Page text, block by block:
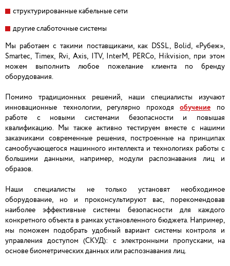
структурированные кабельные сети
другие слаботочные системы
Мы работаем с такими поставщиками, как DSSL, Bolid, «Рубеж»,
Smartec, Timex, Rvi, Axis, ITV, InterM, PERCo, Hikvision, при этом
можем выполнить любое пожелание клиента по бренду
оборудования.
Помимо традиционных решений, наши специалисты изучают
инновационные технологии, регулярно проходяобучениепо
работе с новыми системами безопасности и повышая
квалификацию. Мы также активно тестируем вместе с нашими
заказчиками современные решения, построенные на принципах
самообучающегося машинного интеллекта и технологиях работы с
большими данными, например, модули распознавания лиц и
образов.
Наши специалисты не только установят необходимое
оборудование, но и проконсультируют вас, порекомендовав
наиболее эффективные системы безопасности для каждого
конкретного объекта в рамках установленного бюджета. Например,
мы поможем подобрать удобный вариант системы контроля и
управления доступом (СКУД): с электронными пропусками, на
основе биометрических данных или распознавания лиц.